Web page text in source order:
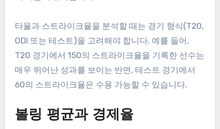
타율과 스트라이크율을 분석할 때는 경기 형식(T20,
ODI 또는 테스트)을 고려해야 합니다. 예를 들어,
T20 경기에서 150의 스트라이크율을 기록한 선수는
매우 뛰어난 성과를 보이는 반면, 테스트 경기에서
60의 스트라이크율은 수용 가능할 수 있습니다.
볼링 평균과 경제율